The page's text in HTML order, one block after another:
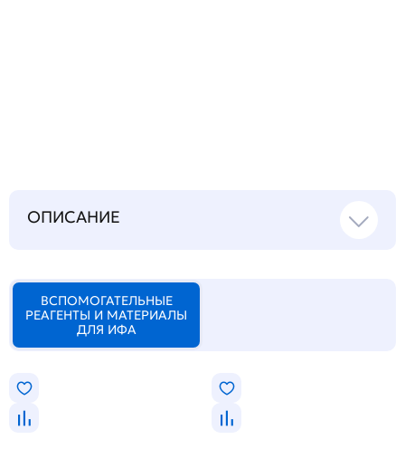
ОПИСАНИЕ
ВСПОМОГАТЕЛЬНЫЕ
РЕАГЕНТЫ И МАТЕРИАЛЫ
ДЛЯ ИФА